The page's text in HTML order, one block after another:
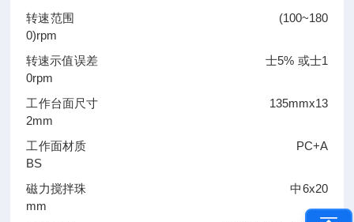
转速范围 (100~180
0)rpm
转速示值误差 士5% 或士1
0rpm
工作台面尺寸 135mmx13
2mm
工作面材质 PC+A
BS
磁力搅拌珠 中6x20
mm